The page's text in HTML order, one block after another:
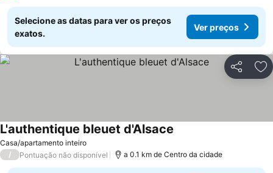
Selecione as datas para ver os preços
exatos.
Ver preços
Partilhar
Casa/apartamento inteiro
L'authentique bleuet d'Alsace
/ Pontuação não disponível a 0.1 km de Centro da cidade